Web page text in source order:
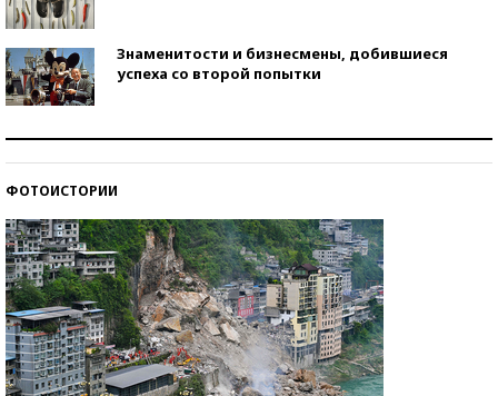
Знаменитости и бизнесмены, добившиеся
успеха со второй попытки
ФОТОИСТОРИИ